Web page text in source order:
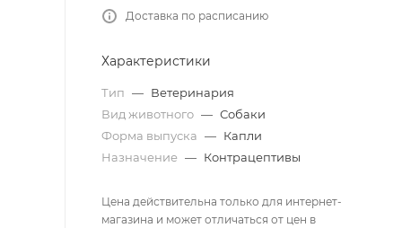
Доставка по расписанию
Характеристики
Тип — Ветеринария
Вид животного — Собаки
Форма выпуска — Капли
Назначение — Контрацептивы
Цена действительна только для интернет-
магазина и может отличаться от цен в